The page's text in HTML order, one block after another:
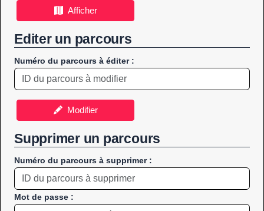
Afficher
Editer un parcours
Numéro du parcours à éditer :
Modifier
Supprimer un parcours
Numéro du parcours à supprimer :
Mot de passe :